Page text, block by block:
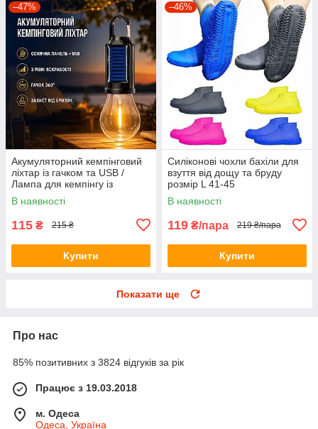
–47%
Акумуляторний кемпінговий
ліхтар із гачком та USB /
Лампа для кемпінгу із
сонячною панеллю HA-112
В наявності
115 ₴ 215 ₴
Купити
–46%
Силіконові чохли бахіли для
взуття від дощу та бруду
розмір L 41-45
В наявності
119 ₴/пара 219 ₴/пара
Купити
Показати ще
Про нас
85% позитивних з 3824 відгуків за рік
Працює з 19.03.2018
м. Одеса
Одеса, Україна